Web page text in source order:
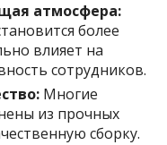
атмосфера:
более
влияет на
сотрудников.
Многие
из прочных
сборку.